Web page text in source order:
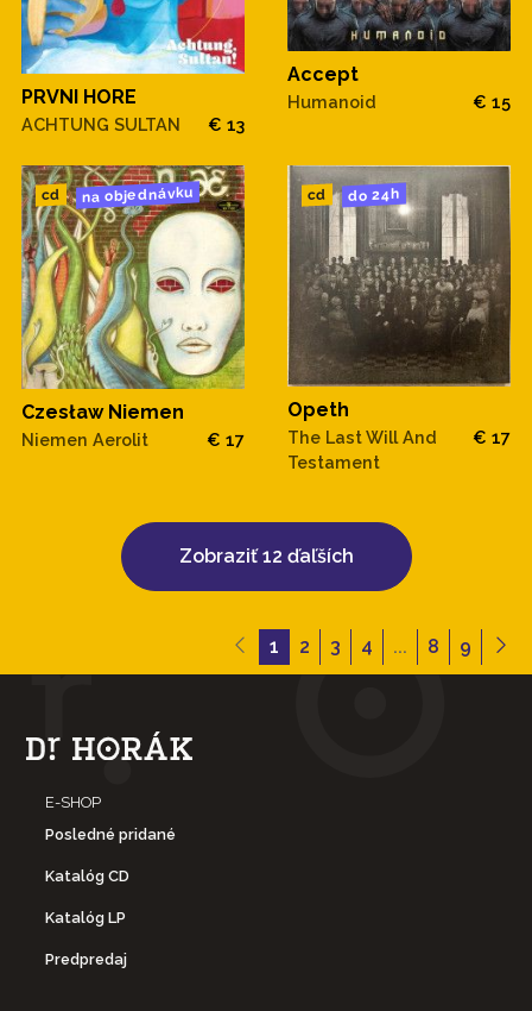
PRVNI HORE
ACHTUNG SULTAN € 13
Accept
Humanoid € 15
cd na objednávku
Czesław Niemen
Niemen Aerolit € 17
cd do 24h
Opeth
The Last Will And
Testament
€ 17
Zobraziť 12 ďaľších
1 2 3 4 ... 8 9
E-SHOP
Posledné pridané
Katalóg CD
Katalóg LP
Predpredaj